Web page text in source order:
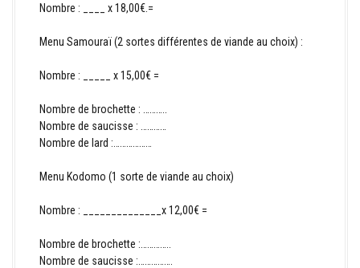
Nombre : ____ x 18,00€.=
Menu Samouraï (2 sortes différentes de viande au choix) :
Nombre : _____ x 15,00€ =
Nombre de brochette : ………..
Nombre de saucisse : …………
Nombre de lard :………………
Menu Kodomo (1 sorte de viande au choix)
Nombre : ______________x 12,00€ =
Nombre de brochette :…………..
Nombre de saucisse :…………….